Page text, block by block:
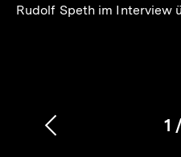
Rudolf Speth im Interview
1
Vorherigen